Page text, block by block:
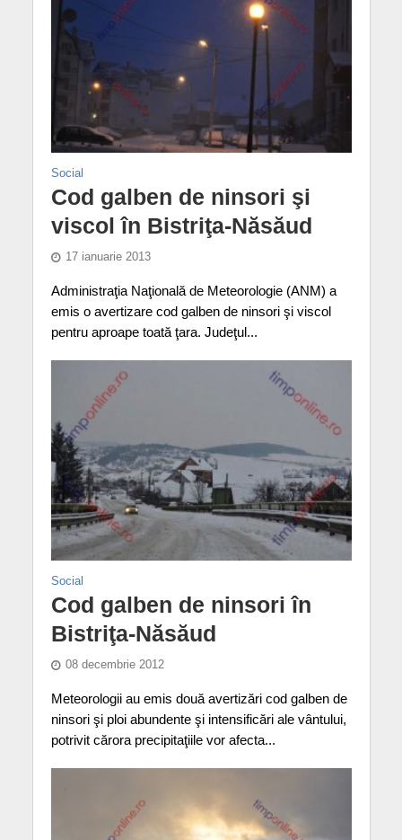
Social
Cod galben de ninsori şi
viscol în Bistriţa-Năsăud
17 ianuarie 2013
Administraţia Naţională de Meteorologie (ANM) a
emis o avertizare cod galben de ninsori şi viscol
pentru aproape toată ţara. Judeţul...
Social
Cod galben de ninsori în
Bistriţa-Năsăud
08 decembrie 2012
Meteorologii au emis două avertizări cod galben de
ninsori şi ploi abundente şi intensificări ale vântului,
potrivit cărora precipitaţiile vor afecta...